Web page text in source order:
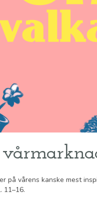
på vårens kanske mest
11–16.